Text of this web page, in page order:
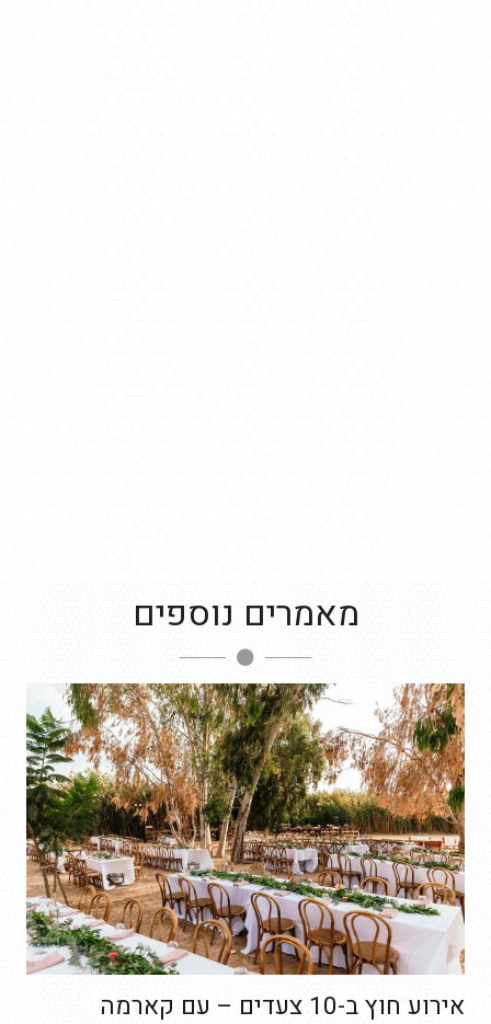
מאמרים נוספים
אירוע חוץ ב-10 צעדים – עם קארמה